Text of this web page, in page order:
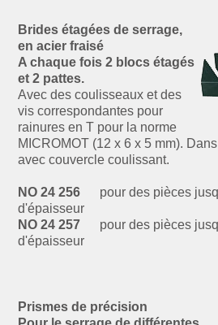
Brides étagées de serrage,
en acier fraisé
A chaque fois 2 blocs étagés
et 2 pattes.
Avec des coulisseaux et des
vis correspondantes pour
rainures en T pour la norme
MICROMOT (12 x 6 x 5 mm).
avec couvercle coulissant.
NO 24 256pour des pièces
d'épaisseur
NO 24 257pour des pièces
d'épaisseur
Prismes de précision